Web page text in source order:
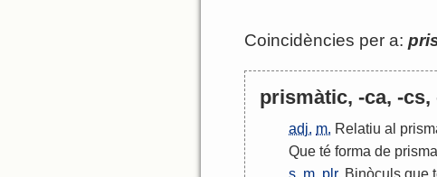
Coincidències per a:
prismàtic, -ca, -cs,
adj. m. Relatiu al
Que té forma de prisma
s. m. plr. Binòculs que